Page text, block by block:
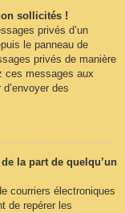
sollicités !
privés d’un
le panneau de
privés de manière
ces messages aux
des
la part de quelqu’un
courriers électroniques
de repérer les